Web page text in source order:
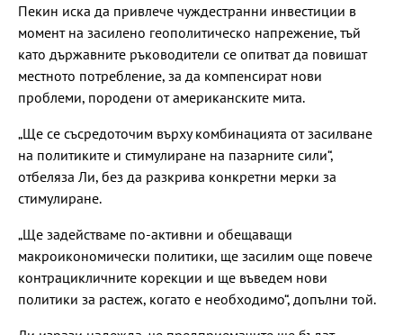
Пекин иска да привлече чуждестранни инвестиции в
момент на засилено геополитическо напрежение, тъй
като държавните ръководители се опитват да повишат
местното потребление, за да компенсират нови
проблеми, породени от американските мита.
„Ще се съсредоточим върху комбинацията от засилване
на политиките и стимулиране на пазарните сили“,
отбеляза Ли, без да разкрива конкретни мерки за
стимулиране.
„Ще задействаме по-активни и обещаващи
макроикономически политики, ще засилим още повече
контрацикличните корекции и ще въведем нови
политики за растеж, когато е необходимо“, допълни той.